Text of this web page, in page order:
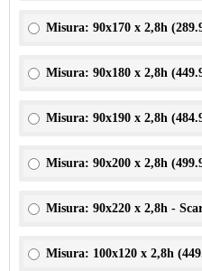
Misura: 90x170 x 2,8h (
Misura: 90x180 x 2,8h (
Misura: 90x190 x 2,8h (
Misura: 90x200 x 2,8h (
Misura: 90x220 x 2,8h -
Misura: 100x120 x 2,8h (